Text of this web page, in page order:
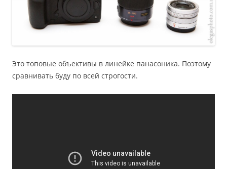
Это топовые объективы в линейке панасоника. Поэтому
сравнивать буду по всей строгости.